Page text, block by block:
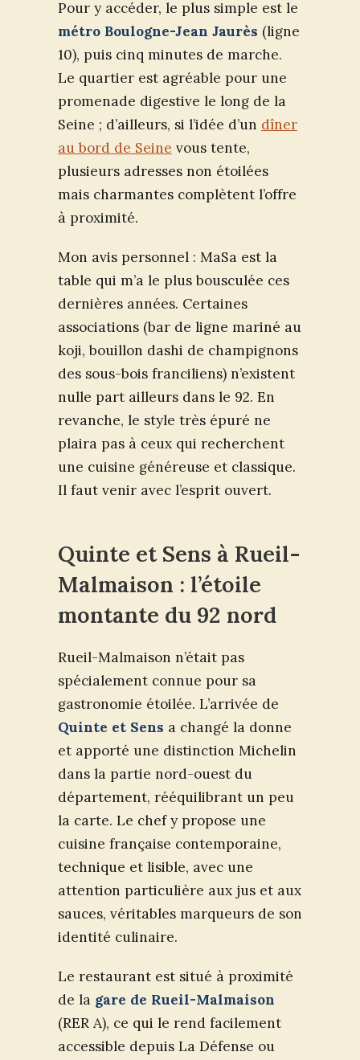
Pour y accéder, le plus simple est le
métro Boulogne-Jean Jaurès (ligne
10), puis cinq minutes de marche.
Le quartier est agréable pour une
promenade digestive le long de la
Seine ; d’ailleurs, si l’idée d’un dîner
au bord de Seine vous tente,
plusieurs adresses non étoilées
mais charmantes complètent l’offre
à proximité.
Mon avis personnel : MaSa est la
table qui m’a le plus bousculée ces
dernières années. Certaines
associations (bar de ligne mariné au
koji, bouillon dashi de champignons
des sous-bois franciliens) n’existent
nulle part ailleurs dans le 92. En
revanche, le style très épuré ne
plaira pas à ceux qui recherchent
une cuisine généreuse et classique.
Il faut venir avec l’esprit ouvert.
Quinte et Sens à Rueil-
Malmaison : l’étoile
montante du 92 nord
Rueil-Malmaison n’était pas
spécialement connue pour sa
gastronomie étoilée. L’arrivée de
Quinte et Sens a changé la donne
et apporté une distinction Michelin
dans la partie nord-ouest du
département, rééquilibrant un peu
la carte. Le chef y propose une
cuisine française contemporaine,
technique et lisible, avec une
attention particulière aux jus et aux
sauces, véritables marqueurs de son
identité culinaire.
Le restaurant est situé à proximité
de la gare de Rueil-Malmaison
(RER A), ce qui le rend facilement
accessible depuis La Défense ou